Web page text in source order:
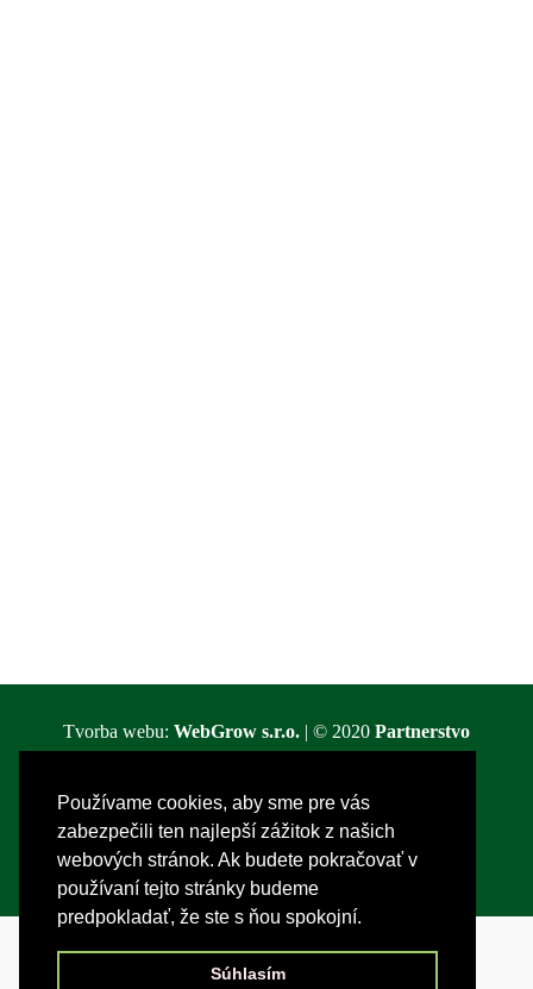
Používame cookies, aby sme pre vás
zabezpečili ten najlepší zážitok z našich
webových stránok. Ak budete pokračovať v
používaní tejto stránky budeme
predpokladať, že ste s ňou spokojní.
Súhlasím
Tvorba webu: WebGrow s.r.o.| © 2020 Partnerstvo
Používame redakčný systémWordPress&
Archív (starší web)